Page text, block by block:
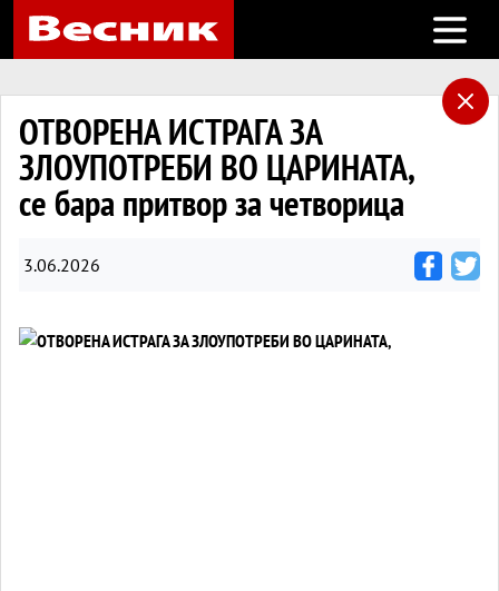
Open
ОТВОРЕНА ИСТРАГА ЗА
ЗЛОУПОТРЕБИ ВО ЦАРИНАТА,
се бара притвор за четворица
3.06.2026